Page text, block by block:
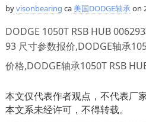
byvisonbearing ca 美国DODGE轴承 on
DODGE 1050T RSB HUB
93 尺寸参数报价,DODGE轴承
价格,DODGE轴承1050T RSB
本文仅代表作者观点，不代表厂家
本文系未经许可，不得转载。